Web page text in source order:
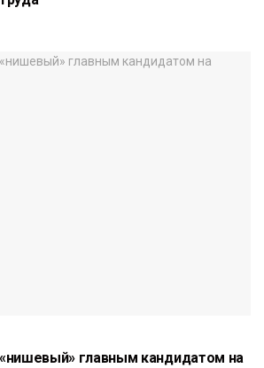
главным кандидатом на